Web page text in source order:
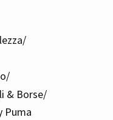
/
/
& Borse/
Puma